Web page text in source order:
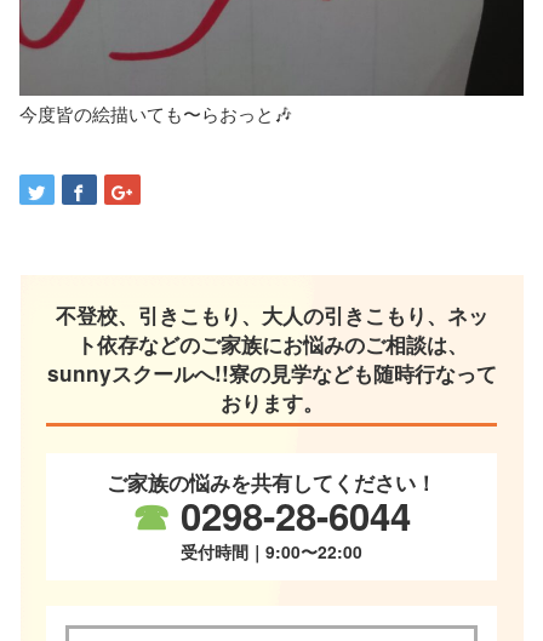
今度皆の絵描いても〜らおっと🎶
不登校、引きこもり、大人の引きこもり、ネッ
ト依存などのご家族にお悩みのご相談は、
sunnyスクールへ!!寮の見学なども随時行なって
おります。
ご家族の悩みを共有してください！
☎ 0298-28-6044
受付時間｜9:00〜22:00